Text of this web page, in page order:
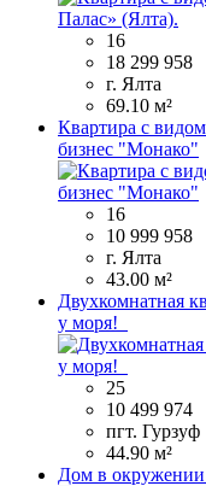
16
18 299 958
г. Ялта
69.10 м²
Квартира с
бизнес "Монако"
16
10 999 958
г. Ялта
43.00 м²
Двухкомнатная
у моря!
25
10 499 974
пгт. Гурзуф
44.90 м²
Дом в окружении